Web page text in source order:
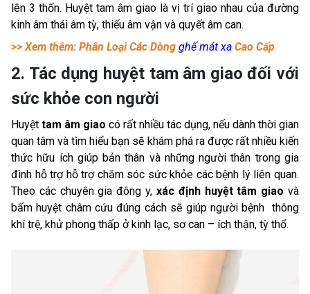
lên 3 thốn. Huyệt tam âm giao là vị trí giao nhau của đường
kinh âm thái âm tỳ, thiếu âm vận và quyết âm can.
>> Xem thêm: Phân Loại Các Dòng ghế mát xa Cao Cấp
2. Tác dụng huyệt tam âm giao đối với
sức khỏe con người
Huyệt tam âm giao có rất nhiều tác dụng, nếu dành thời gian
quan tâm và tìm hiểu bạn sẽ khám phá ra được rất nhiều kiến
thức hữu ích giúp bản thân và những người thân trong gia
đình hỗ trợ hỗ trợ chăm sóc sức khỏe các bệnh lý liên quan.
Theo các chuyên gia đông y, xác định huyệt tâm giao và
bấm huyệt châm cứu đúng cách sẽ giúp người bệnh thông
khí trệ, khử phong thấp ở kinh lạc, sơ can – ích thận, tỳ thổ.